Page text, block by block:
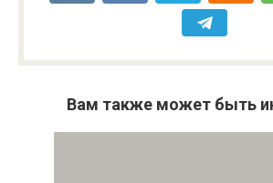
Вам также может быть